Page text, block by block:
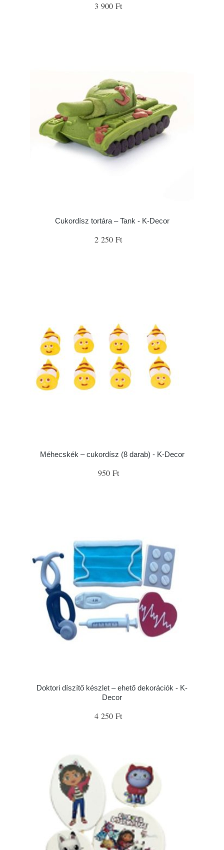
3 900 Ft
Cukordísz tortára – Tank - K-Decor
2 250 Ft
Méhecskék – cukordísz (8 darab) - K-Decor
950 Ft
Doktori díszítő készlet – ehető dekorációk - K-
Decor
4 250 Ft